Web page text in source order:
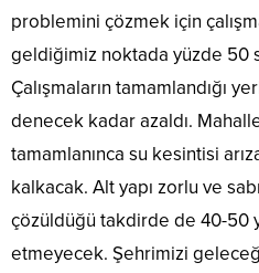
problemini çözmek için
geldiğimiz noktada yüzde 50
Çalışmaların tamamlandığı
denecek kadar azaldı.
tamamlanınca su kesintisi
kalkacak. Alt yapı zorlu ve
çözüldüğü takdirde de 40-50
etmeyecek. Şehrimizi